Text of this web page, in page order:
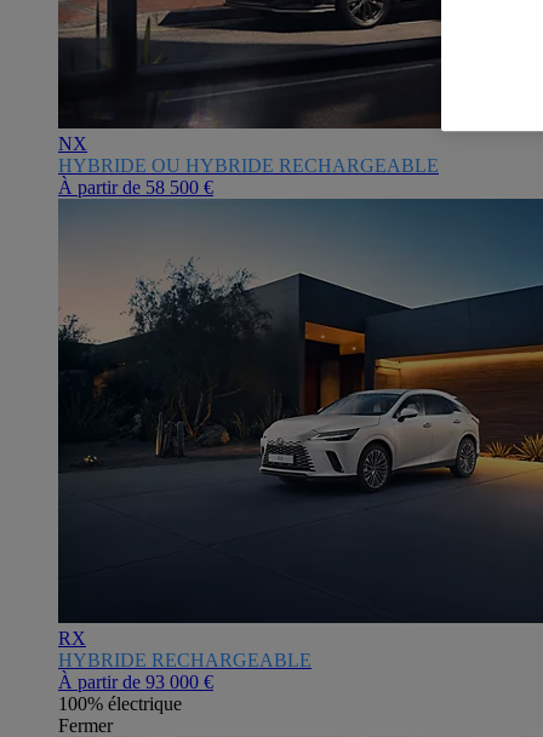
NX
HYBRIDE OU HYBRIDE RECHARGEABLE
À partir de 58 500 €
RX
HYBRIDE RECHARGEABLE
À partir de 93 000 €
100% électrique
Fermer